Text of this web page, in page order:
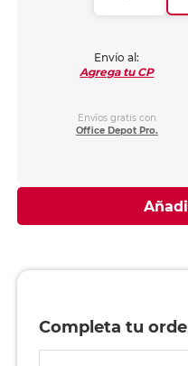
Envío al:
Agrega tu CP
Envíos gratis con
Office Depot Pro.
Completa tu